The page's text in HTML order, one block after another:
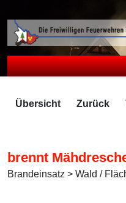
Übersicht Zurück
brennt
Brandeinsatz > Wald /